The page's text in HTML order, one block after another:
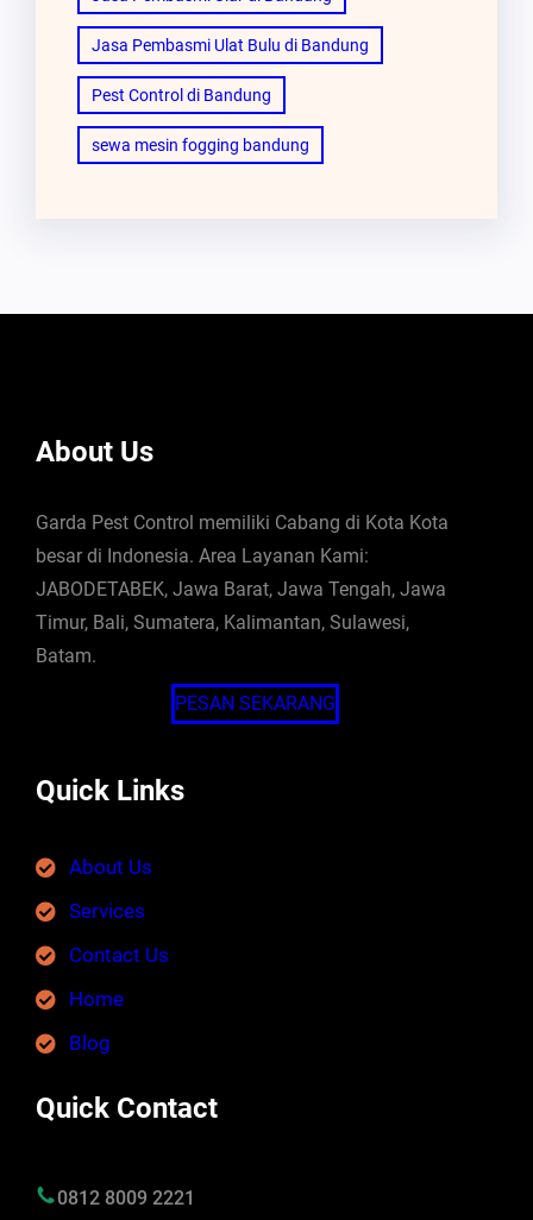
Jasa Pembasmi Ulat Bulu di Bandung
Pest Control di Bandung
sewa mesin fogging bandung
About Us
Garda Pest Control memiliki Cabang di Kota Kota
besar di Indonesia. Area Layanan Kami:
JABODETABEK, Jawa Barat, Jawa Tengah, Jawa
Timur, Bali, Sumatera, Kalimantan, Sulawesi,
Batam.
PESAN SEKARANG
Quick Links
About Us
Services
Contact Us
Home
Blog
Quick Contact
0812 8009 2221